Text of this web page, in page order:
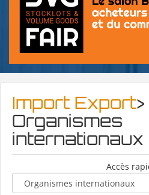
Import Export>
Organismes
internationaux
Accès